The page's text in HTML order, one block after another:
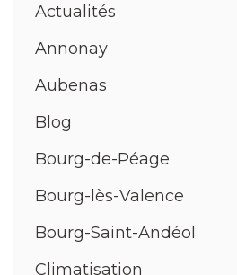
Actualités
Annonay
Aubenas
Blog
Bourg-de-Péage
Bourg-lès-Valence
Bourg-Saint-Andéol
Climatisation